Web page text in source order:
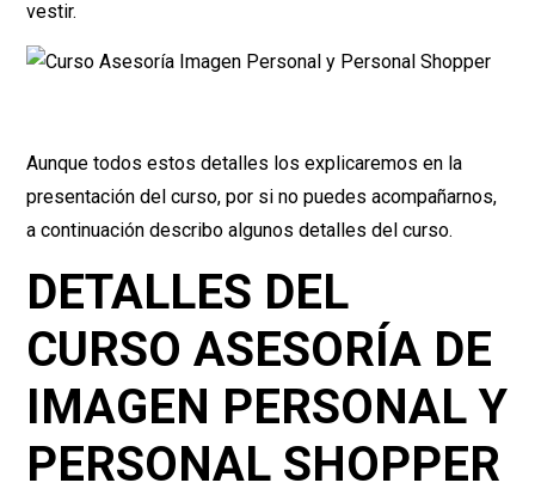
vestir.
Aunque todos estos detalles los explicaremos en la
presentación del curso, por si no puedes acompañarnos,
a continuación describo algunos detalles del curso.
DETALLES DEL
CURSO ASESORÍA DE
IMAGEN PERSONAL Y
PERSONAL SHOPPER